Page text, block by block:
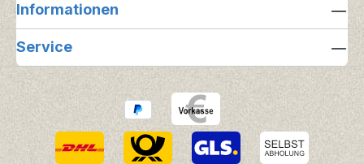
Informationen
Service